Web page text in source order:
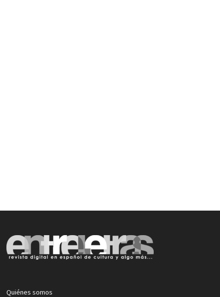
Quiénes somos